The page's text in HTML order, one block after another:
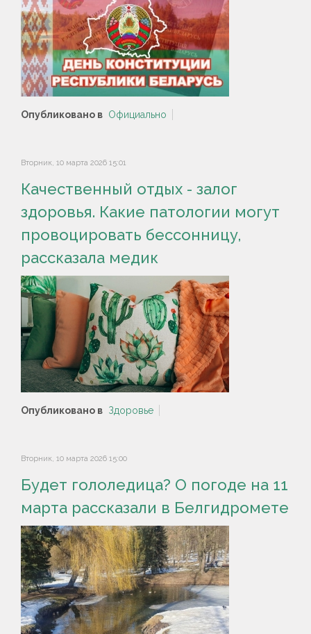
Опубликовано в Официально
Вторник, 10 марта 2026 15:01
Качественный отдых - залог
здоровья. Какие патологии могут
провоцировать бессонницу,
рассказала медик
Опубликовано в Здоровье
Вторник, 10 марта 2026 15:00
Будет гололедица? О погоде на 11
марта рассказали в Белгидромете